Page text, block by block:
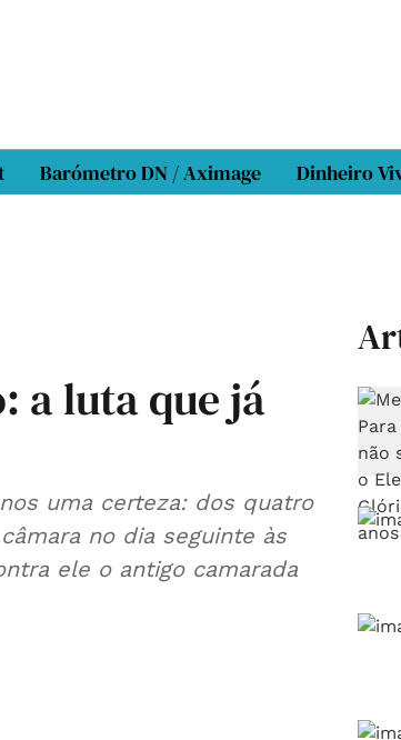
Barómetro DN / Aximage Dinheiro
a luta que já
uma certeza: dos quatro
no dia seguinte às
ele o antigo camarada